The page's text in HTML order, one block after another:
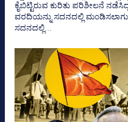
ಕೈಬಿಟ್ಟಿರುವ ಕುರಿತು ಪರಿಶೀಲನೆ
ವರದಿಯನ್ನು ಸದನದಲ್ಲಿ
ಸದನದಲ್ಲಿ...